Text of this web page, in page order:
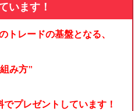
います！
トレードの基盤となる、
み方"
プレゼントしています！